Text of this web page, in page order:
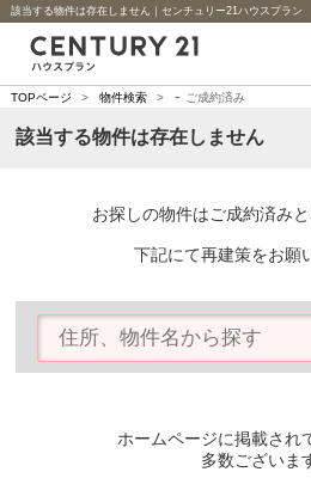
該当する物件は存在しません｜センチュリー21ハウスプラン
TOPページ > 物件検索 > - ご成約済み
該当する物件は存在しません
お探しの物件はご成約済みと
下記にて再建策をお願
ホームページに掲載され
多数ございま